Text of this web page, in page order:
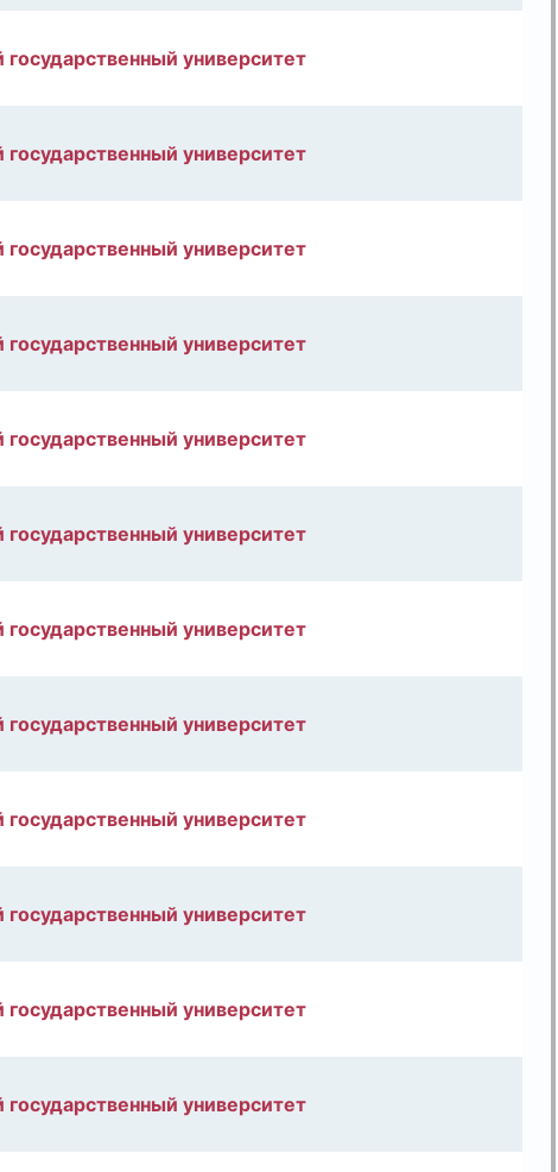
государственный университет
государственный университет
государственный университет
государственный университет
государственный университет
государственный университет
государственный университет
государственный университет
государственный университет
государственный университет
государственный университет
государственный университет